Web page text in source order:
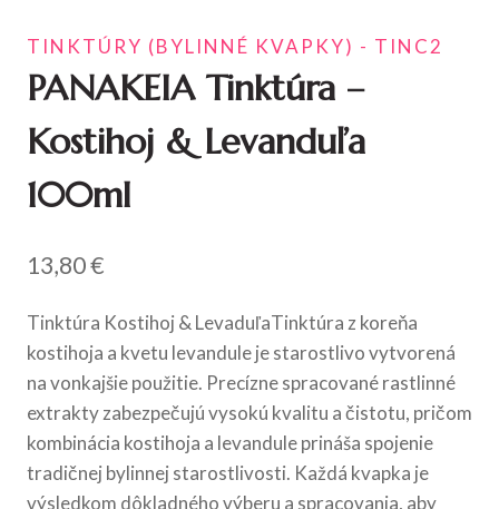
TINKTÚRY (BYLINNÉ KVAPKY) - TINC2
PANAKEIA Tinktúra –
Kostihoj & Levanduľa
100ml
13,80€
Tinktúra Kostihoj & LevaduľaTinktúra z koreňa
kostihoja a kvetu levandule je starostlivo vytvorená
na vonkajšie použitie. Precízne spracované rastlinné
extrakty zabezpečujú vysokú kvalitu a čistotu, pričom
kombinácia kostihoja a levandule prináša spojenie
tradičnej bylinnej starostlivosti. Každá kvapka je
výsledkom dôkladného výberu a spracovania, aby